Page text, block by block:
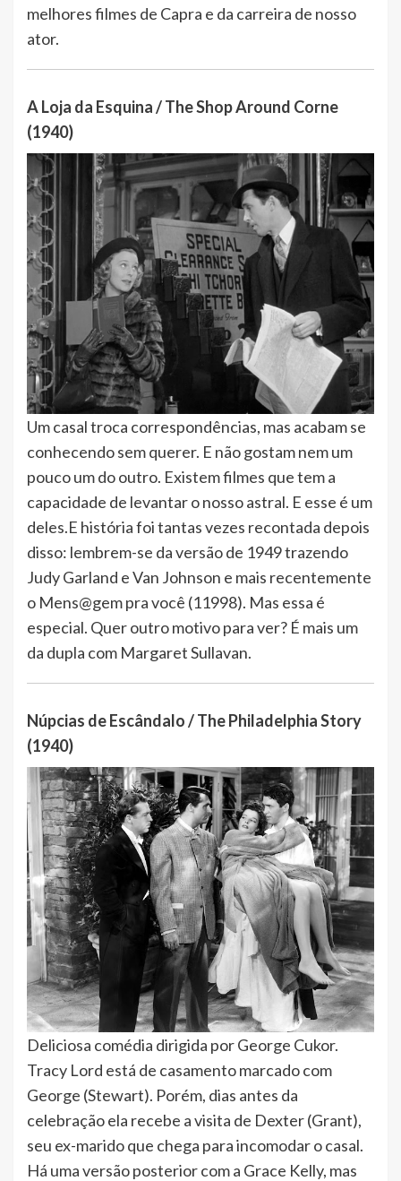
melhores filmes de Capra e da carreira de nosso
ator.
A Loja da Esquina / The Shop Around Corne
(1940)
Um casal troca correspondências, mas acabam se
conhecendo sem querer. E não gostam nem um
pouco um do outro. Existem filmes que tem a
capacidade de levantar o nosso astral. E esse é um
deles.E história foi tantas vezes recontada depois
disso: lembrem-se da versão de 1949 trazendo
Judy Garland e Van Johnson e mais recentemente
o Mens@gem pra você (11998). Mas essa é
especial. Quer outro motivo para ver? É mais um
da dupla com Margaret Sullavan.
Núpcias de Escândalo / The Philadelphia Story
(1940)
Deliciosa comédia dirigida por George Cukor.
Tracy Lord está de casamento marcado com
George (Stewart). Porém, dias antes da
celebração ela recebe a visita de Dexter (Grant),
seu ex-marido que chega para incomodar o casal.
Há uma versão posterior com a Grace Kelly, mas